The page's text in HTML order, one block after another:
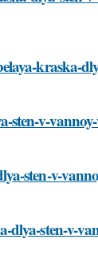
kraska-
sten-v-
sten-v-
sten-v-